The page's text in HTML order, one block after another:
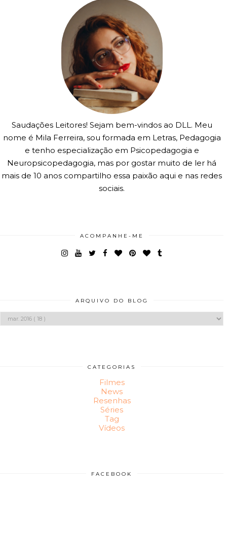
Saudações Leitores! Sejam bem-vindos ao DLL. Meu
nome é Mila Ferreira, sou formada em Letras, Pedagogia
e tenho especialização em Psicopedagogia e
Neuropsicopedagogia, mas por gostar muito de ler há
mais de 10 anos compartilho essa paixão aqui e nas redes
sociais.
ACOMPANHE-ME
ARQUIVO DO BLOG
CATEGORIAS
Filmes
News
Resenhas
Séries
Tag
Vídeos
FACEBOOK